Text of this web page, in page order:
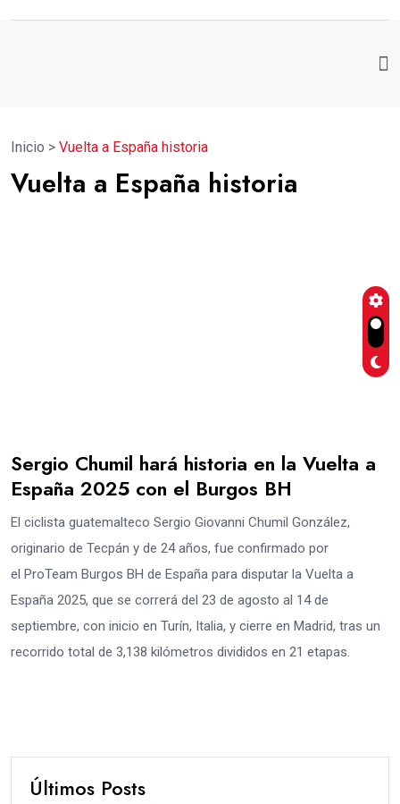
Inicio > Vuelta a España historia
Vuelta a España historia
Sergio Chumil hará historia en la Vuelta a
España 2025 con el Burgos BH
El ciclista guatemalteco Sergio Giovanni Chumil González,
originario de Tecpán y de 24 años, fue confirmado por
el ProTeam Burgos BH de España para disputar la Vuelta a
España 2025, que se correrá del 23 de agosto al 14 de
septiembre, con inicio en Turín, Italia, y cierre en Madrid, tras un
recorrido total de 3,138 kilómetros divididos en 21 etapas.
Últimos Posts